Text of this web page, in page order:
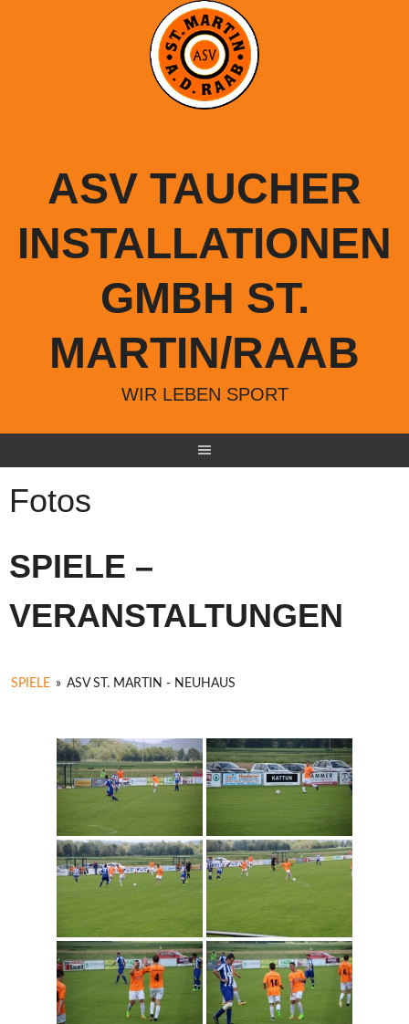
ASV TAUCHER
INSTALLATIONEN
GMBH ST.
MARTIN/RAAB
WIR LEBEN SPORT
Fotos
SPIELE –
VERANSTALTUNGEN
SPIELE » ASV ST. MARTIN - NEUHAUS